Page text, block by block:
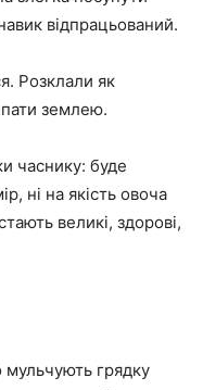
відпрацьований.
Розклали як
землею.
часнику: буде
ні на якість овоча
великі, здорові,
грядку